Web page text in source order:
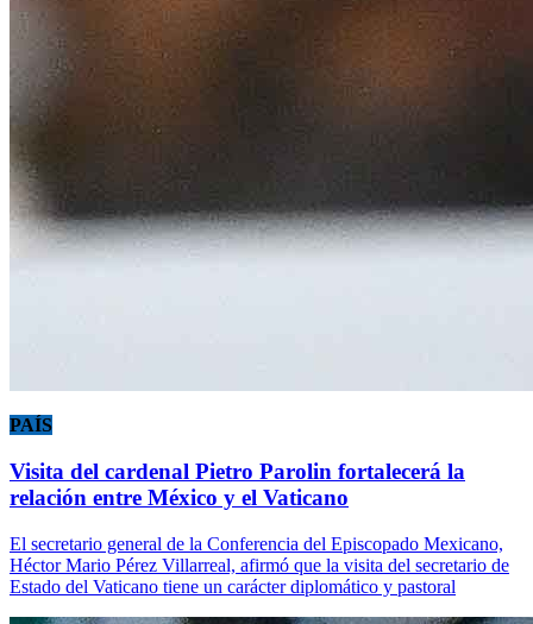
PAÍS
Visita del cardenal Pietro Parolin fortalecerá la
relación entre México y el Vaticano
El secretario general de la Conferencia del Episcopado Mexicano,
Héctor Mario Pérez Villarreal, afirmó que la visita del secretario de
Estado del Vaticano tiene un carácter diplomático y pastoral